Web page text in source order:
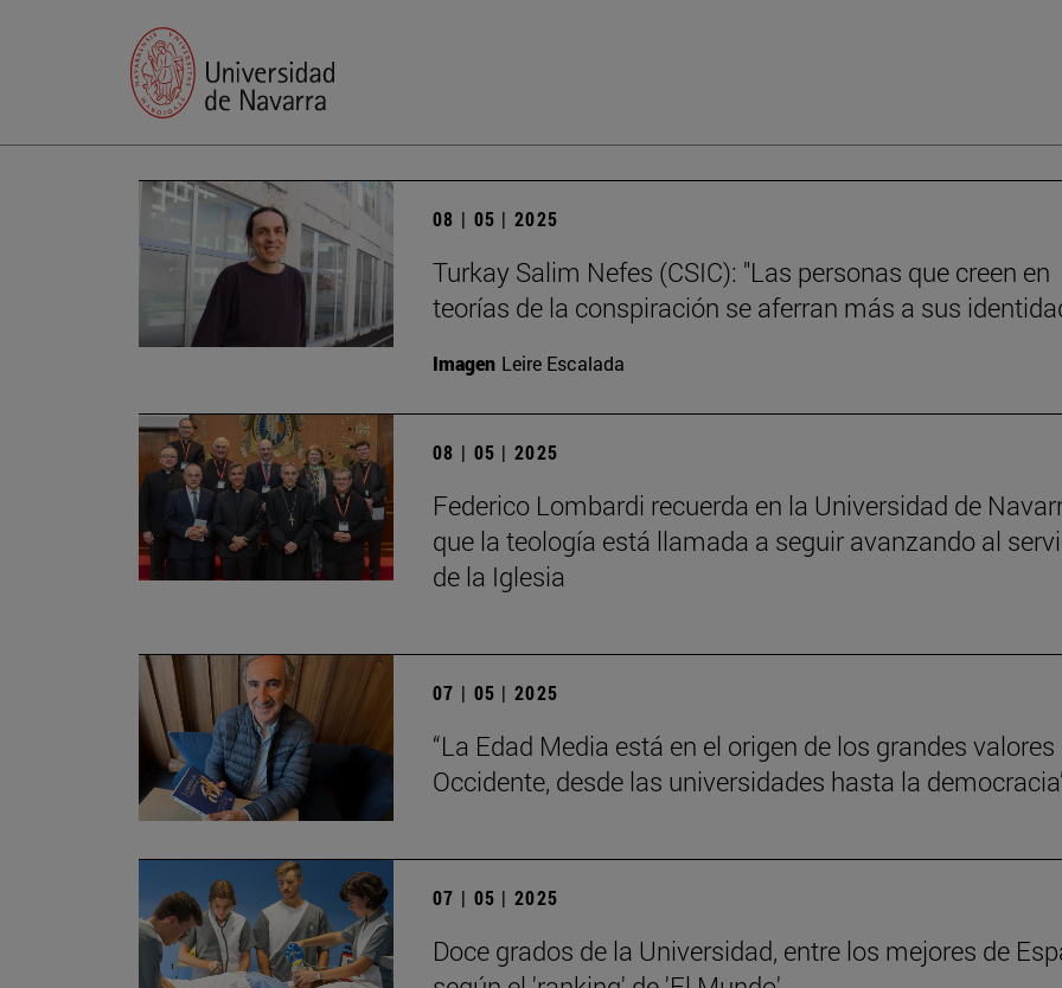
08 | 05 | 2025
Turkay Salim Nefes (CSIC): "Las personas que creen en
teorías de la conspiración se aferran más a sus
Imagen Leire Escalada
08 | 05 | 2025
Federico Lombardi recuerda en la Universidad de
que la teología está llamada a seguir avanzando al
de la Iglesia
07 | 05 | 2025
“La Edad Media está en el origen de los grandes valores
Occidente, desde las universidades hasta la
07 | 05 | 2025
Doce grados de la Universidad, entre los mejores de